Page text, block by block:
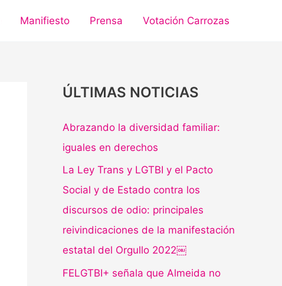
Manifiesto Prensa Votación Carrozas
ÚLTIMAS NOTICIAS
Abrazando la diversidad familiar:
iguales en derechos
La Ley Trans y LGTBI y el Pacto
Social y de Estado contra los
discursos de odio: principales
reivindicaciones de la manifestación
estatal del Orgullo 2022￼
FELGTBI+ señala que Almeida no